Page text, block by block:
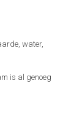
water,
is al genoeg